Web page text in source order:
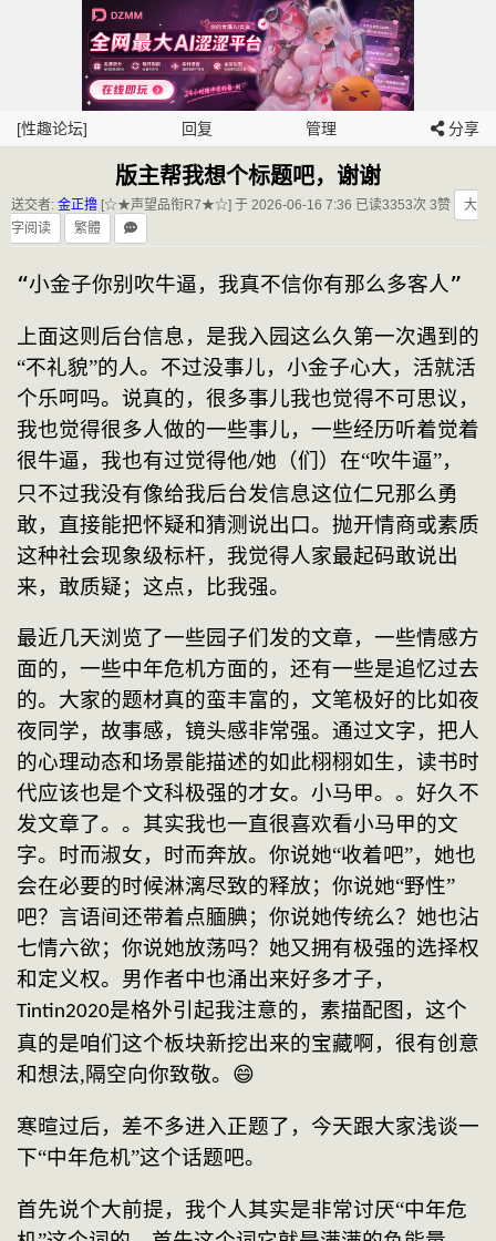
[性趣论坛] 回复 管理 分享
版主帮我想个标题吧，谢谢
送交者: 金正撸 [☆★声望品衔R7★☆] 于 2026-06-16 7:36 已读3353次 3赞
大
字阅读
繁體
“小金子你别吹牛逼，我真不信你有那么多客人”
上面这则后台信息，是我入园这么久第一次遇到的
“不礼貌”的人。不过没事儿，小金子心大，活就活
个乐呵吗。说真的，很多事儿我也觉得不可思议，
我也觉得很多人做的一些事儿，一些经历听着觉着
很牛逼，我也有过觉得他/她（们）在“吹牛逼”，
只不过我没有像给我后台发信息这位仁兄那么勇
敢，直接能把怀疑和猜测说出口。抛开情商或素质
这种社会现象级标杆，我觉得人家最起码敢说出
来，敢质疑；这点，比我强。
最近几天浏览了一些园子们发的文章，一些情感方
面的，一些中年危机方面的，还有一些是追忆过去
的。大家的题材真的蛮丰富的，文笔极好的比如夜
夜同学，故事感，镜头感非常强。通过文字，把人
的心理动态和场景能描述的如此栩栩如生，读书时
代应该也是个文科极强的才女。 小马甲。。好久不
发文章了。。其实我也一直很喜欢看小马甲的文
字。时而淑女，时而奔放。你说她“收着吧”，她也
会在必要的时候淋漓尽致的释放；你说她“野性”
吧？言语间还带着点腼腆；你说她传统么？她也沾
七情六欲；你说她放荡吗？她又拥有极强的选择权
和定义权。男作者中也涌出来好多才子，
Tintin2020是格外引起我注意的，素描配图，这个
真的是咱们这个板块新挖出来的宝藏啊，很有创意
和想法,隔空向你致敬。😄
寒暄过后，差不多进入正题了，今天跟大家浅谈一
下“中年危机”这个话题吧。
首先说个大前提，我个人其实是非常讨厌“中年危